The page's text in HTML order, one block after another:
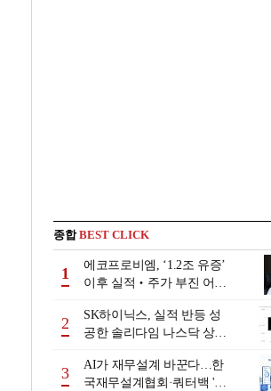
종합BEST CLICK
1
에코프로비엠, ‘1.2조 유증’
이후 실적‧주가 부진 어쩌
2
SK하이닉스, 실적 반등 성
공한 솔리다임 나스닥 상장
3
AI가 재무설계 바꾼다…한
국재무설계협회·쿼터백 '베